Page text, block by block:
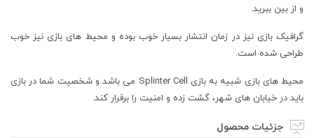
و از بین ببرید.
گرافیک بازی نیز در زمان انتشار بسیار خوب بوده و محیط های بازی نیز خوب
طراحی شده است.
محیط های بازی شبیه به بازی Splinter Cell می باشد و شخصیت شما در بازی
باید در خیابان های شهر، گشت زده و امنیت را برقرار کند.
جزئیات محصول